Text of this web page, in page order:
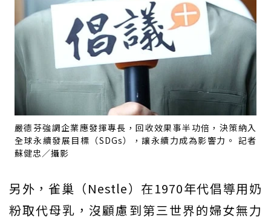
嚴德芬強調企業應發揮專長，回收效果事半功倍，決策納入
全球永續發展目標（SDGs），讓永續力成為影響力。 記者
蘇健忠／攝影
另外，雀巢（Nestle）在1970年代倡導用奶
粉取代母乳，沒顧慮到第三世界的婦女無力